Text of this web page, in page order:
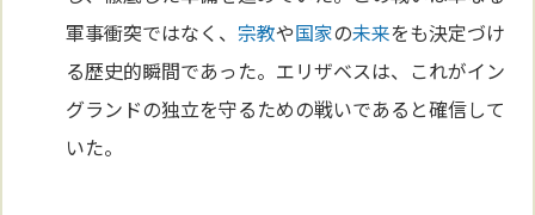
軍事衝突ではなく、 宗教や国家の未来をも決定づけ
る歴史的瞬間であった。エリザベスは、これがイン
グランドの独立を守るための戦いであると確信して
いた。